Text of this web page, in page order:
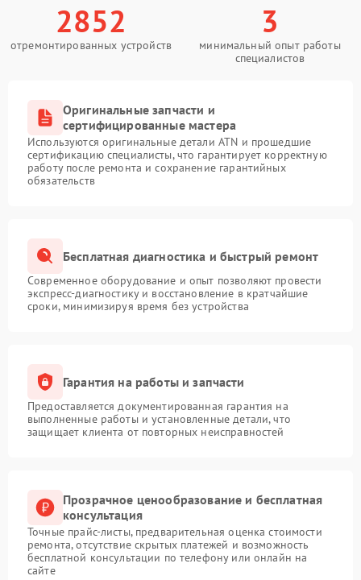
2852
отремонтированных устройств
3
минимальный опыт работы
специалистов
Оригинальные запчасти и
сертифицированные мастера
Используются оригинальные детали ATN и прошедшие
сертификацию специалисты, что гарантирует корректную
работу после ремонта и сохранение гарантийных
обязательств
Бесплатная диагностика и быстрый ремонт
Современное оборудование и опыт позволяют провести
экспресс-диагностику и восстановление в кратчайшие
сроки, минимизируя время без устройства
Гарантия на работы и запчасти
Предоставляется документированная гарантия на
выполненные работы и установленные детали, что
защищает клиента от повторных неисправностей
Прозрачное ценообразование и бесплатная
консультация
Точные прайс-листы, предварительная оценка стоимости
ремонта, отсутствие скрытых платежей и возможность
бесплатной консультации по телефону или онлайн на
сайте